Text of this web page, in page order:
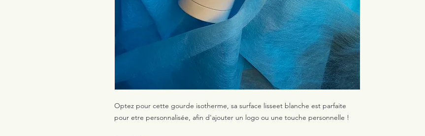
Optez pour cette gourde isotherme, sa surface lisseet blanche est parfaite
pour etre personnalisée, afin d'ajouter un logo ou une touche personnelle !